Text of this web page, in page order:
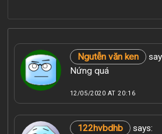
Ngutễn văn ken
Nứng quá
12/05/2020 AT 20:16
122hvbdhb
says: